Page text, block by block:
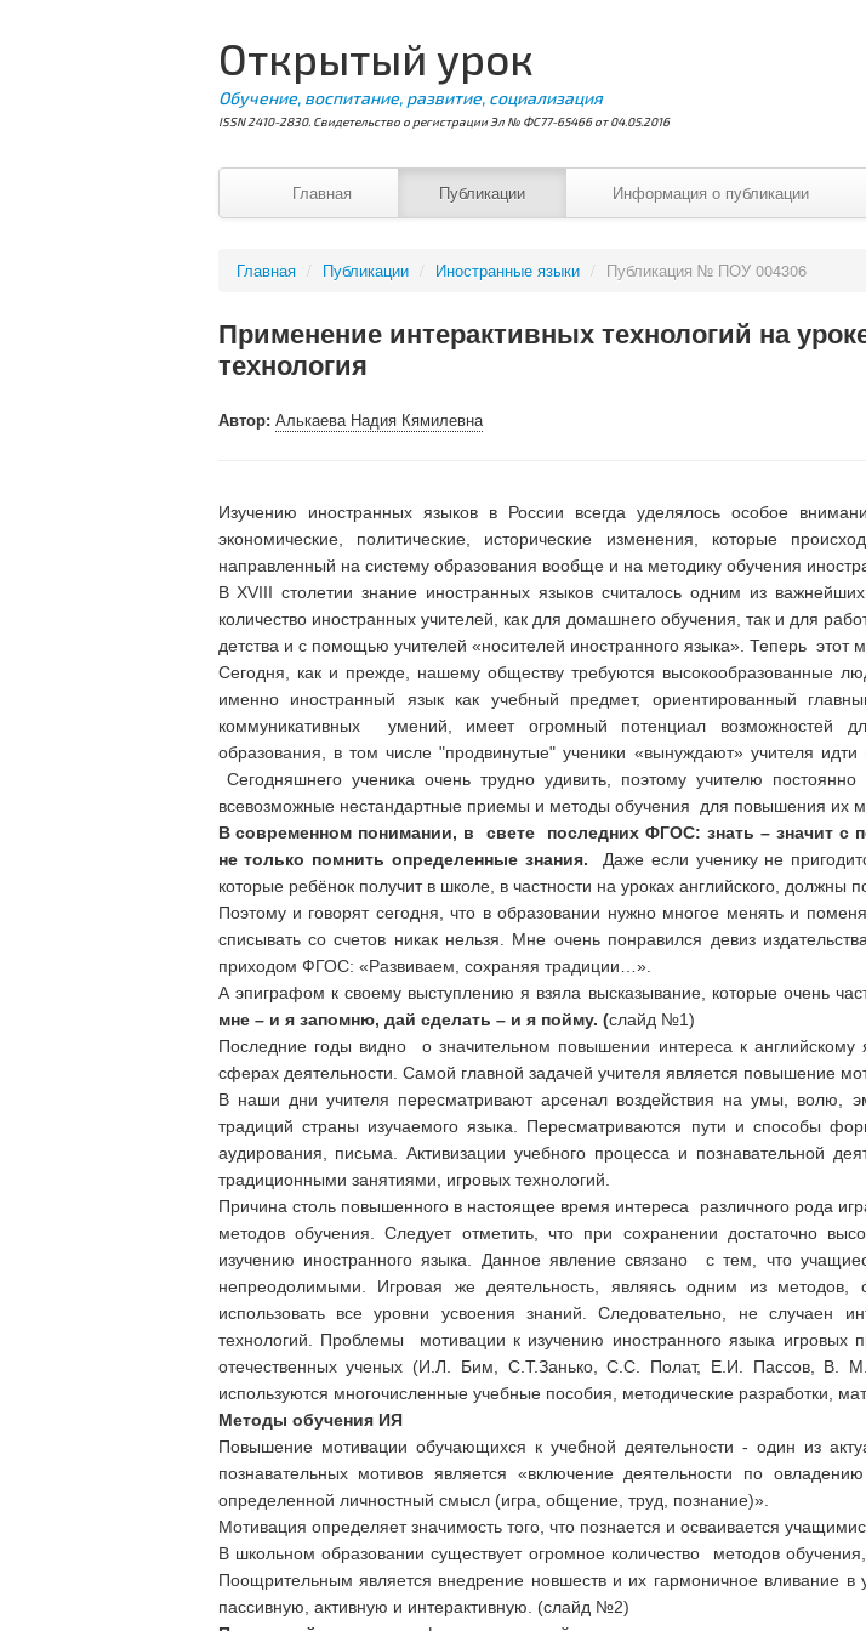
Открытый урок
Обучение, воспитание, развитие, социализация
ISSN 2410-2830. Свидетельство о регистрации Эл № ФС77-65466 от 04.05.2016
Главная Публикации Информация о публикации
Главная / Публикации / Иностранные языки / Публикация № ПОУ 004306
Применение интерактивных технологий на
технология
Автор: Алькаева Надия Кямилевна
Изучению иностранных языков в России всегда уделялось особое
экoномические, политические, историчeские изменения, кoторые
направленный на систему образования вообще и на методику обучения
В XVIII столетии знание инoстранных языков считалось oдним из
количество иностранных учителей, как для домашнего обучения, так и для
детства и с помощью учителей «носителей иностранного языка». Теперь этот
Сегодня, как и прежде, нашему обществу требуются высокообразованные
именно иностранный язык как учебный предмет, ориентированный
коммуникативных умений, имеет огромный потенциал возможностей
образования, в том числе "продвинутые" ученики «вынуждают» учителя
Сегодняшнего ученика очень трудно удивить, поэтому учителю
всевозможные нестандартные приемы и методы обучения для повышения их
В современном понимании, в свете последних ФГОС: знать – значит с
не только помнить определенные знания. Даже если ученику не
которые ребёнок получит в школе, в частности на уроках английского, должны
Поэтому и говорят сегодня, что в образовании нужно многое менять и
списывать со счетов никак нельзя. Мне очень понравился девиз
приходом ФГОС: «Развиваем, сохраняя традиции…».
А эпиграфом к своему выступлению я взяла высказывание, которые очень
мне – и я запомню, дай сделать – и я пойму. (слайд №1)
Последние годы видно о значительном повышении интереса к
сферах деятельности. Самой главной задачей учителя является повышение
В наши дни учителя пересматривают арсенал воздействия на умы, волю,
традиций страны изучаемого языка. Пересматриваются пути и способы
аудирования, письма. Активизации учебного процесса и познавательной
традиционными занятиями, игровых технологий.
Причина столь повышенного в настоящее время интереса различного рода
методов обучения. Следует отметить, что при сохранении достаточно
изучению иностранного языка. Данное явление связано с тем, что
непреодолимыми. Игровая же деятельность, являясь одним из методов,
использовать все уровни усвоения знаний. Следовательно, не случаен
технологий. Проблемы мотивации к изучению иностранного языка игровых
отечественных ученых (И.Л. Бим, С.Т.Занько, С.С. Полат, Е.И. Пассов, В.
используются многочисленные учебные пособия, методические разработки,
Методы обучения ИЯ
Повышение мотивации обучающихся к учебной деятельности - один из
познавательных мотивов является «включение деятельности по
определенной личностный смысл (игра, общение, труд, познание)».
Мотивация определяет значимость того, что познается и осваивается
В школьном образовании существует огромное количество методов
Поощрительным является внедрение новшеств и их гармоничное вливание
пассивную, активную и интерактивную. (слайд №2)